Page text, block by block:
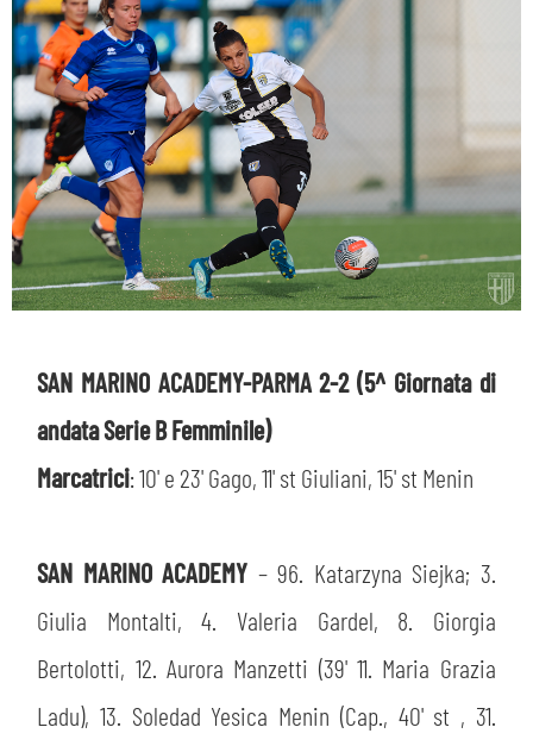
CERCA
SAN MARINO ACADEMY-PARMA 2-2 (5^ Giornata di
andata Serie B Femminile)
Marcatrici: 10' e 23' Gago, 11' st Giuliani, 15' st Menin
SAN MARINO ACADEMY – 96. Katarzyna Siejka; 3.
Giulia Montalti, 4. Valeria Gardel, 8. Giorgia
Bertolotti, 12. Aurora Manzetti (39' 11. Maria Grazia
Ladu), 13. Soledad Yesica Menin (Cap., 40' st , 31.